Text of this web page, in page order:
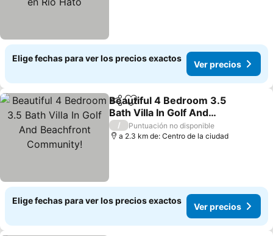
Elige fechas para ver los precios exactos
Ver precios
CompartirAgregar a favoritos
Beautiful 4 Bedroom 3.5
Bath Villa In Golf And
Beachfront Community!
/
Puntuación no disponible
a 2.3 km de: Centro de la ciudad
Elige fechas para ver los precios exactos
Ver precios